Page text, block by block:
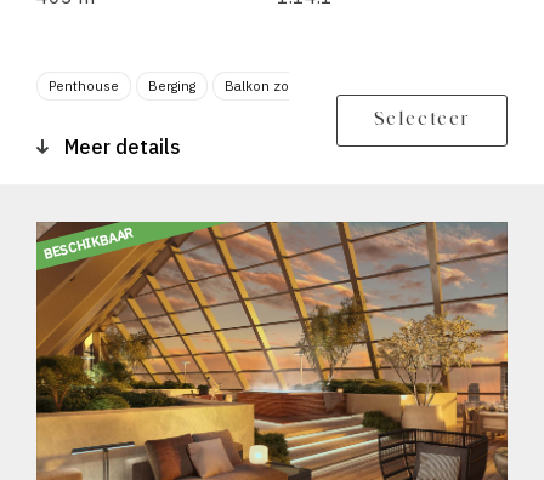
Penthouse Berging Balkon zonligging ZO
Meer details
Selecteer
BESCHIKBAAR